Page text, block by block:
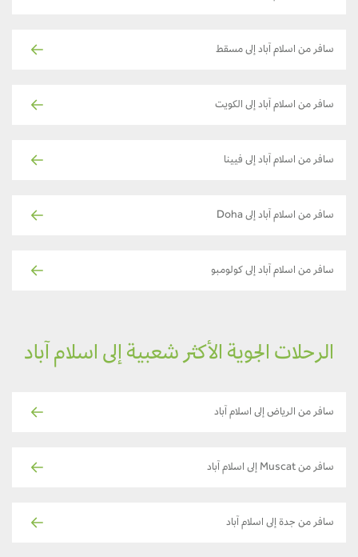
سافر من اسلام آباد إلى مسقط
سافر من اسلام آباد إلى الكويت
سافر من اسلام آباد إلى فيينا
سافر من اسلام آباد إلى Doha
سافر من اسلام آباد إلى كولومبو
الرحلات الجوية الأكثر شعبية إلى اسلام آباد
سافر من الرياض إلى اسلام آباد
سافر من Muscat إلى اسلام آباد
سافر من جدة إلى اسلام آباد